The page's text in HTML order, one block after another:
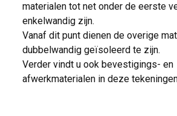
materialen tot net onder de eerste
enkelwandig zijn.
Vanaf dit punt dienen de overige
dubbelwandig geïsoleerd te zijn.
Verder vindt u ook bevestigings- en
afwerkmaterialen in deze